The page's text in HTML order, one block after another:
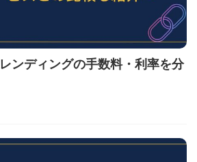
ンディングの手数料・利率を分